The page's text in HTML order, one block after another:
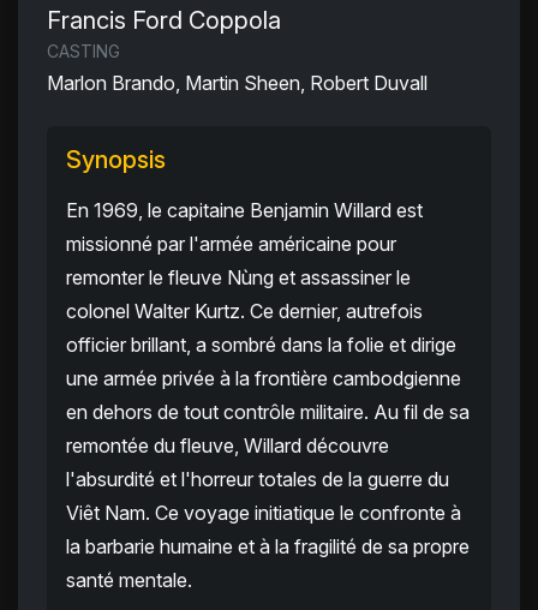
Francis Ford Coppola
CASTING
Marlon Brando, Martin Sheen, Robert Duvall
Synopsis
En 1969, le capitaine Benjamin Willard est
missionné par l'armée américaine pour
remonter le fleuve Nùng et assassiner le
colonel Walter Kurtz. Ce dernier, autrefois
officier brillant, a sombré dans la folie et dirige
une armée privée à la frontière cambodgienne
en dehors de tout contrôle militaire. Au fil de sa
remontée du fleuve, Willard découvre
l'absurdité et l'horreur totales de la guerre du
Viêt Nam. Ce voyage initiatique le confronte à
la barbarie humaine et à la fragilité de sa propre
santé mentale.